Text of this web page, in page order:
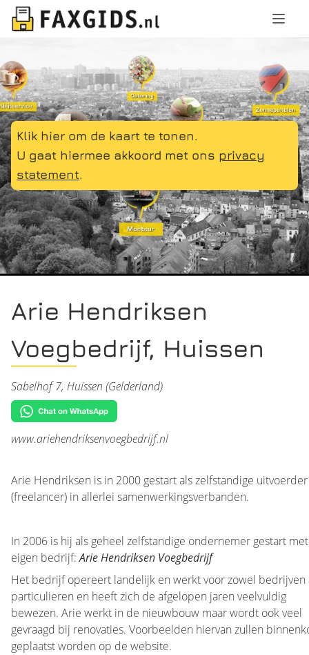
Klik hier om de kaart te tonen.
U gaat hiermee akkoord met ons privacy
statement.
Arie Hendriksen
Voegbedrijf, Huissen
Sabelhof 7, Huissen (Gelderland)
www.ariehendriksenvoegbedrijf.nl
Arie Hendriksen is in 2000 gestart als zelfstandige uitvoerder
(freelancer) in allerlei samenwerkingsverbanden.
In 2006 is hij als geheel zelfstandige ondernemer gestart
eigen bedrijf:Arie Hendriksen Voegbedrijf
Het bedrijf opereert landelijk en werkt voor zowel bedrijven
particulieren en heeft zich de afgelopen jaren veelvuldig
bewezen. Arie werkt in de nieuwbouw maar wordt ook veel
gevraagd bij renovaties. Voorbeelden hiervan zullen
geplaatst worden op de website.